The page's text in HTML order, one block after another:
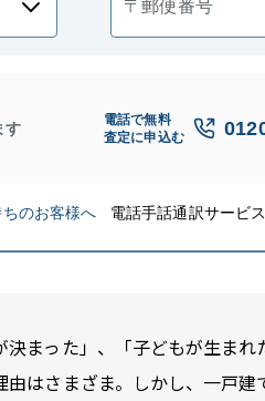
決まった」、「子どもが生ま
由はさまざま。しかし、一戸